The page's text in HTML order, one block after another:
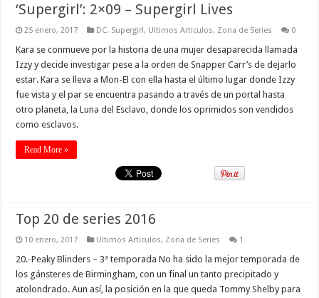
‘Supergirl’: 2×09 – Supergirl Lives
25 enero, 2017 DC, Supergirl, Ultimos Articulos, Zona de Series 0
Kara se conmueve por la historia de una mujer desaparecida llamada
Izzy y decide investigar pese a la orden de Snapper Carr’s de dejarlo
estar. Kara se lleva a Mon-El con ella hasta el último lugar donde Izzy
fue vista y el par se encuentra pasando a través de un portal hasta
otro planeta, la Luna del Esclavo, donde los oprimidos son vendidos
como esclavos.
Read More »
Top 20 de series 2016
10 enero, 2017 Ultimos Articulos, Zona de Series 1
20.-Peaky Blinders – 3ª temporada No ha sido la mejor temporada de
los gánsteres de Birmingham, con un final un tanto precipitado y
atolondrado. Aun así, la posición en la que queda Tommy Shelby para